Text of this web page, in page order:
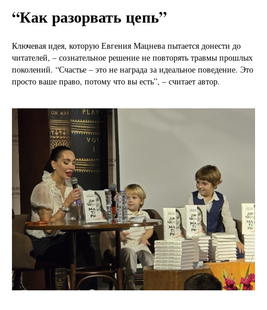
“Как разорвать цепь”
Ключевая идея, которую Евгения Мацнева пытается донести до
читателей, – сознательное решение не повторять травмы прошлых
поколений. “Счастье – это не награда за идеальное поведение. Это
просто ваше право, потому что вы есть”, – считает автор.